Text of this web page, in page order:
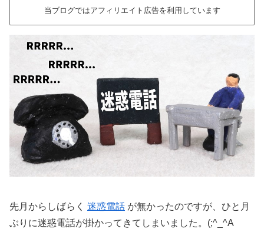
当ブログではアフィリエイト広告を利用しています
先月からしばらく 迷惑電話 が無かったのですが、ひと月
ぶりに迷惑電話が掛かってきてしまいました。(;^_^A